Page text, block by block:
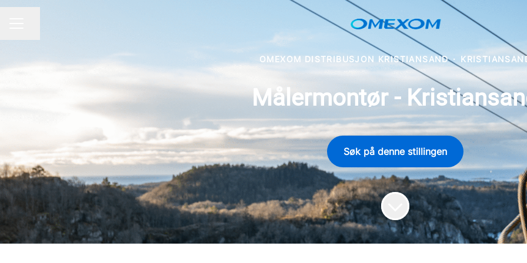
OMEXOM DISTRIBUSJON KRISTIANSAND ·
Målermontør -
Søk på denne stillingen